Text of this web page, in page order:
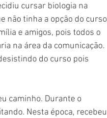
cursar biologia na
não tinha a opção do curso
e amigos, pois todos o
na área da comunicação.
do curso pois
caminho. Durante o
Nesta época, recebeu